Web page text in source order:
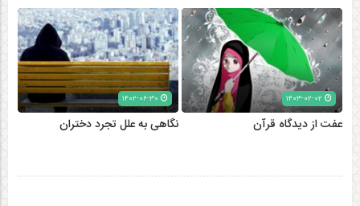
عفت از دیدگاه قرآن نگاهی به علل تجرد دختران